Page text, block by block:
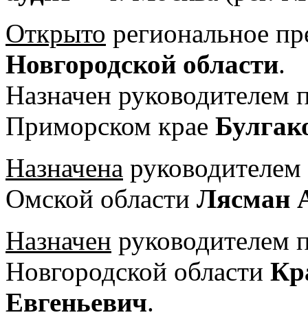
Открыто региональное
Новгородской области.
Назначен
Приморском крае
Назначена
Омской области Лясман
Назначен руководителем
Новгородской области
Евгеньевич.